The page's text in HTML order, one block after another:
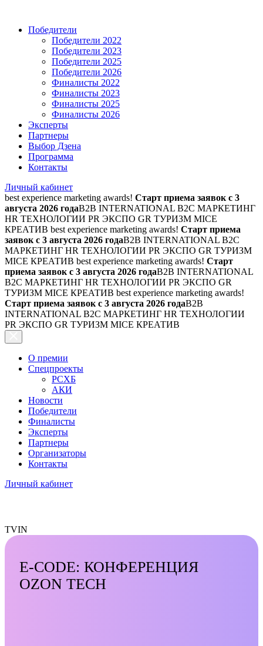
Победители
Победители 2022
Победители 2023
Победители 2025
Победители 2026
Финалисты 2022
Финалисты 2023
Финалисты 2025
Финалисты 2026
Эксперты
Партнеры
Выбор Дзена
Программа
Контакты
Личный кабинет
best experience marketing awards! Старт приема заявок с 3
августа 2026 годаB2B INTERNATIONAL B2C МАРКЕТИНГ
HR ТЕХНОЛОГИИ PR ЭКСПО GR ТУРИЗМ MICE
КРЕАТИВ best experience marketing awards! Старт приема
заявок с 3 августа 2026 годаB2B INTERNATIONAL B2C
МАРКЕТИНГ HR ТЕХНОЛОГИИ PR ЭКСПО GR ТУРИЗМ
MICE КРЕАТИВ best experience marketing awards! Старт
приема заявок с 3 августа 2026 годаB2B INTERNATIONAL
B2C МАРКЕТИНГ HR ТЕХНОЛОГИИ PR ЭКСПО GR
ТУРИЗМ MICE КРЕАТИВ best experience marketing awards!
Старт приема заявок с 3 августа 2026 годаB2B
INTERNATIONAL B2C МАРКЕТИНГ HR ТЕХНОЛОГИИ
PR ЭКСПО GR ТУРИЗМ MICE КРЕАТИВ
О премии
Спецпроекты
РСХБ
АКИ
Новости
Победители
Финалисты
Эксперты
Партнеры
Организаторы
Контакты
Личный кабинет
TVIN
E-CODE: КОНФЕРЕНЦИЯ
OZON TECH